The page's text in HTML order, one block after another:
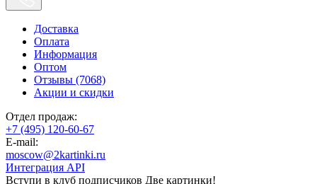
Доставка
Оплата
Информация
Оптом
Отзывы (7068)
Акции и скидки
Отдел продаж:
+7 (495) 120-60-67
E-mail:
moscow@2kartinki.ru
Интеграция API
Вступи в клуб подписчиков Две картинки!